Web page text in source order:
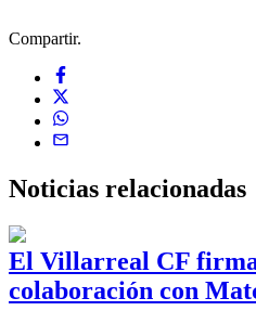
Compartir.
Noticias relacionadas
El Villarreal CF
colaboración con